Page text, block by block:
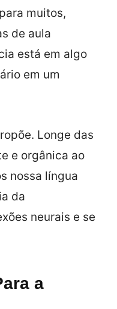
muitos,
de aula
está em algo
em um
Longe das
e orgânica ao
nossa língua
da
neurais e se
a